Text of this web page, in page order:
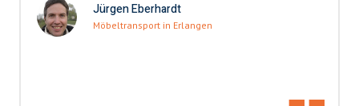
Jürgen Eberhardt
Möbeltransport in Erlangen